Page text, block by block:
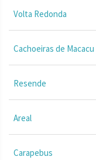
Volta Redonda
Cachoeiras de Macacu
Resende
Areal
Carapebus